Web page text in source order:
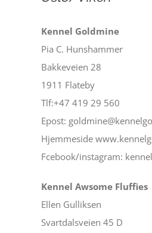
Kennel Goldmine
Pia C. Hunshammer
Bakkeveien 28
1911 Flateby
Tlf:+47 419 29 560
Epost:
Hjemmeside
Fcebook/instagram:
Kennel Awsome Fluffies
Ellen Gulliksen
Svartdalsveien 45 D